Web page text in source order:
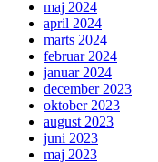
maj 2024
april 2024
marts 2024
februar 2024
januar 2024
december 2023
oktober 2023
august 2023
juni 2023
maj 2023